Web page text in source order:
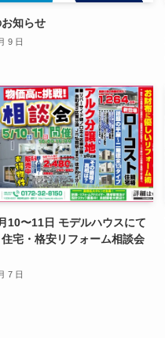
知らせ
9 日
10〜11日 モデルハウスにて
宅・格安リフォーム相談会
7 日